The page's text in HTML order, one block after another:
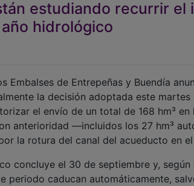
estudiando recurrir el
hidrológico
Embalses de Entrepeñas y Buendía
la decisión adoptada este
el envío de un total de 168 hm³ en
anterioridad —incluidos los 27 hm³
la rotura del canal del acueducto en
concluye el 30 de septiembre y,
periodo caducan automáticamente,